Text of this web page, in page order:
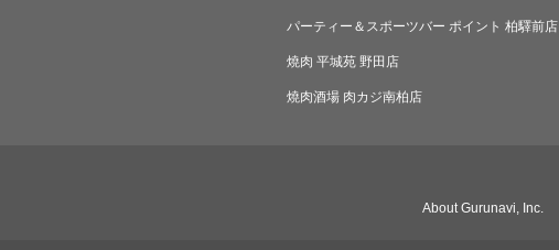
パーティー＆スポーツバー ポイント 柏驛前店
燒肉 平城苑 野田店
燒肉酒場 肉カジ南柏店
About Gurunavi, Inc.